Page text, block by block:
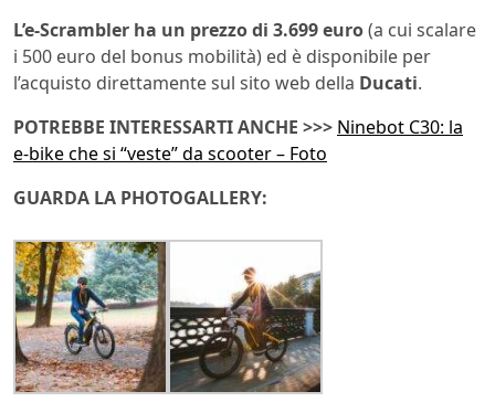
L’e-Scrambler ha un prezzo di 3.699 euro(a cui scalare
i 500 euro del bonus mobilità) ed è disponibile per
l’acquisto direttamente sul sito web della Ducati.
POTREBBE INTERESSARTI ANCHE >>> Ninebot C30: la
e-bike che si “veste” da scooter – Foto
GUARDA LA PHOTOGALLERY: